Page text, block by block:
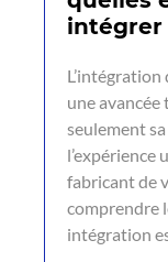
intégrer
L’intégration
une
seulement
l’expérience
fabricant de
comprendre
intégration